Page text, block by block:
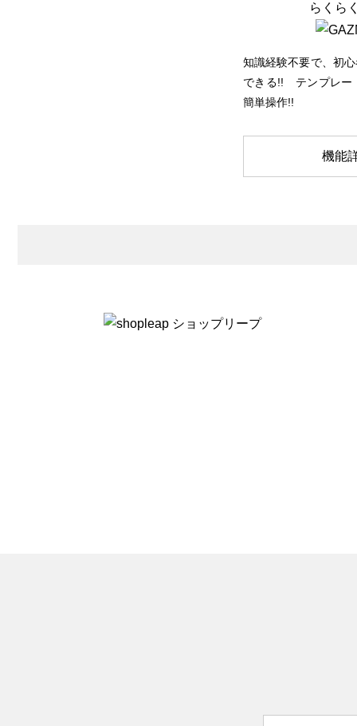
らくら
知識経験不要で、初
できる!! テンプレー
簡単操作!!
機能